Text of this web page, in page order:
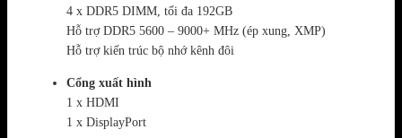
4 x DDR5 DIMM, tối đa 192GB
Hỗ trợ DDR5 5600 – 9000+ MHz (ép xung, XMP)
Hỗ trợ kiến trúc bộ nhớ kênh đôi
Cổng xuất hình
1 x HDMI
1 x DisplayPort